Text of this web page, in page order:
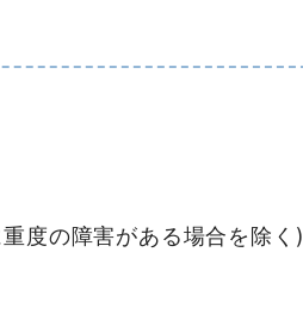
度の障害がある場合を除く)